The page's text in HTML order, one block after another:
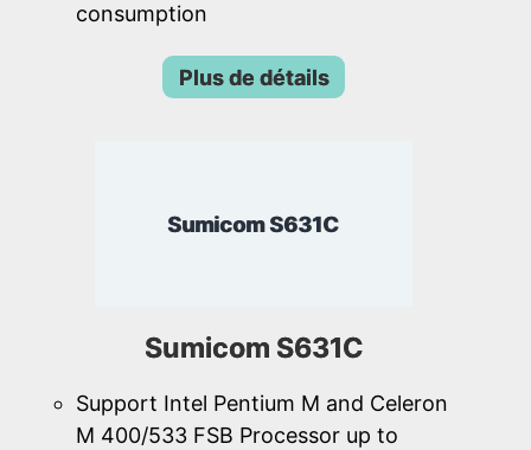
consumption
Plus de détails
Sumicom S631C
Sumicom S631C
Support Intel Pentium M and Celeron
M 400/533 FSB Processor up to